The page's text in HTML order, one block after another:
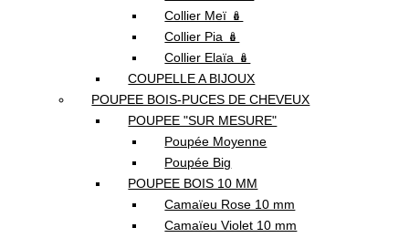
Collier Meï 🪆
Collier Pia 🪆
Collier Elaïa 🪆
COUPELLE A BIJOUX
POUPEE BOIS-PUCES DE CHEVEUX
POUPEE "SUR MESURE"
Poupée Moyenne
Poupée Big
POUPEE BOIS 10 MM
Camaïeu Rose 10 mm
Camaïeu Violet 10 mm